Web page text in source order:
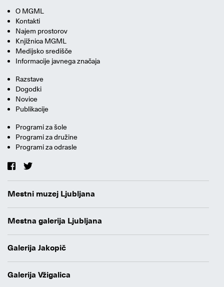
O MGML
Kontakti
Najem prostorov
Knjižnica MGML
Medijsko središče
Informacije javnega značaja
Razstave
Dogodki
Novice
Publikacije
Programi za šole
Programi za družine
Programi za odrasle
Mestni muzej Ljubljana
Mestna galerija Ljubljana
Galerija Jakopič
Galerija Vžigalica